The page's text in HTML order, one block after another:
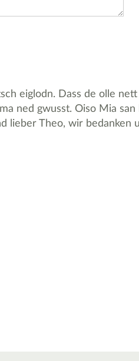
eiglodn. Dass de olle
ned gwusst. Oiso Mia
lieber Theo, wir